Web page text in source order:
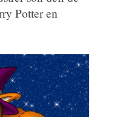
Potter en